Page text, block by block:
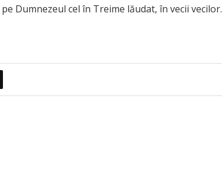
Dumnezeul cel în Treime lăudat, în vecii vecilor.